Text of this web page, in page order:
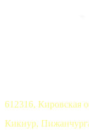
612316, Кировская
Кикнур,